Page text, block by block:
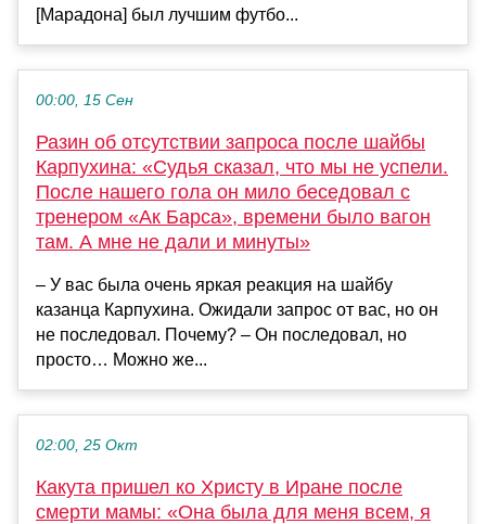
[Марадона] был лучшим футбо...
00:00, 15 Сен
Разин об отсутствии запроса после шайбы
Карпухина: «Судья сказал, что мы не успели.
После нашего гола он мило беседовал с
тренером «Ак Барса», времени было вагон
там. А мне не дали и минуты»
– У вас была очень яркая реакция на шайбу
казанца Карпухина. Ожидали запрос от вас, но он
не последовал. Почему? – Он последовал, но
просто… Можно же...
02:00, 25 Окт
Какута пришел ко Христу в Иране после
смерти мамы: «Она была для меня всем, я